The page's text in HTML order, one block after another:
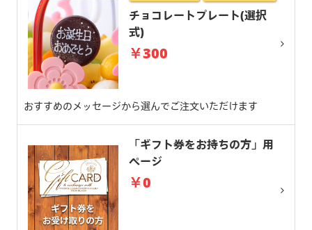
チョコレートプレート(選択
式)
￥300
おすすめのメッセージから選んでご注文いただけます
「ギフト券をお持ちの方」用
ページ
￥0